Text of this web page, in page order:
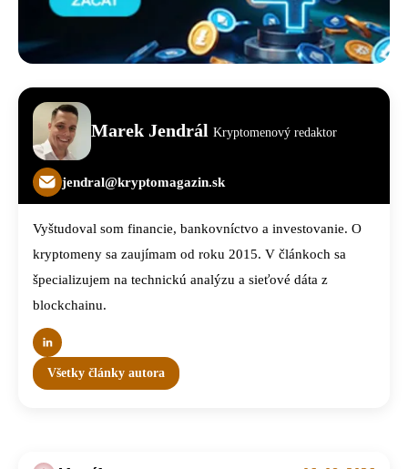
Marek Jendrál Kryptomenový redaktor
jendral@kryptomagazin.sk
Vyštudoval som financie, bankovníctvo a investovanie. O
kryptomeny sa zaujímam od roku 2015. V článkoch sa
špecializujem na technickú analýzu a sieťové dáta z
blockchainu.
Všetky články autora